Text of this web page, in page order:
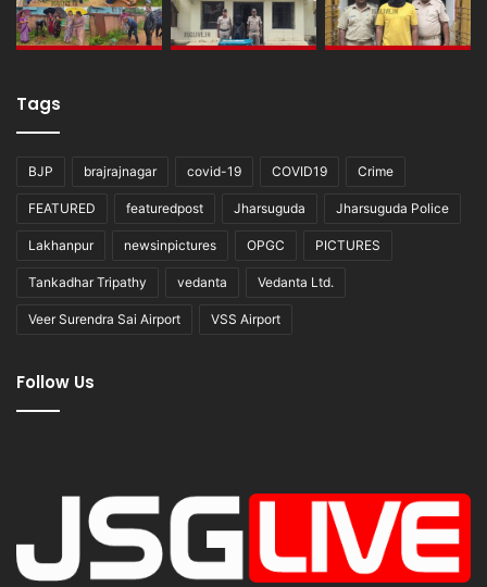
Tags
BJP brajrajnagar covid-19 COVID19 Crime
FEATURED featuredpost Jharsuguda Jharsuguda Police
Lakhanpur newsinpictures OPGC PICTURES
Tankadhar Tripathy vedanta Vedanta Ltd.
Veer Surendra Sai Airport VSS Airport
Follow Us